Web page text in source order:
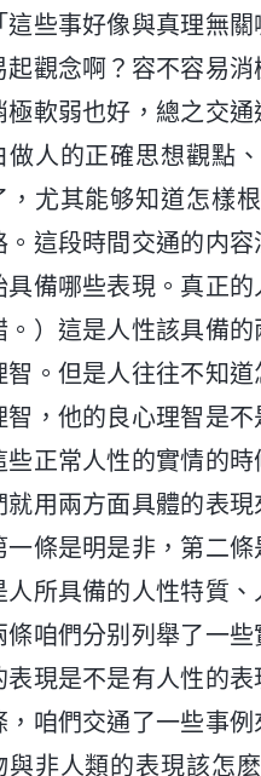
這些事好像與真理無
起觀念啊？容不容易
極軟弱也好，總之交
做人的正確思想觀點
，尤其能够知道怎樣
。這段時間交通的内
具備哪些表現。真正
。）這是人性該具備
智。但是人往往不知
智，他的良心理智是
些正常人性的實情的
就用兩方面具體的表
一條是明是非，第二
人所具備的人性特質
條咱們分别列舉了一
表現是不是有人性的
，咱們交通了一些事
與非人類的表現該怎